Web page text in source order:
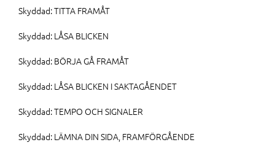
Skyddad: TITTA FRAMÅT
Skyddad: LÅSA BLICKEN
Skyddad: BÖRJA GÅ FRAMÅT
Skyddad: LÅSA BLICKEN I SAKTAGÅENDET
Skyddad: TEMPO OCH SIGNALER
Skyddad: LÄMNA DIN SIDA, FRAMFÖRGÅENDE